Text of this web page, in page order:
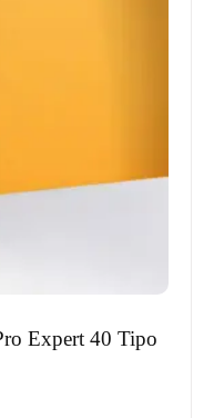
Expert 40 Tipo